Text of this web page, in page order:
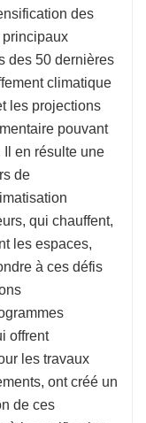
des
des 50 dernières
climatique
les projections
pouvant
Il en résulte une
de
qui chauffent,
les espaces,
à ces défis
offrent
les travaux
ont créé un
de ces